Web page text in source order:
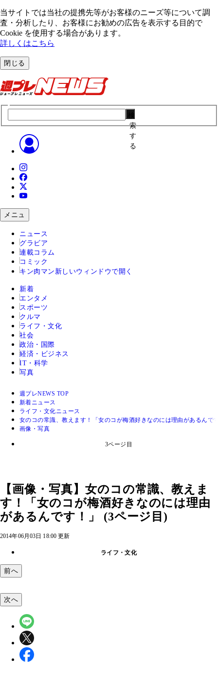
当サイトでは当社の提携先等がお客様のニーズ等について調
査・分析したり、お客様にお勧めの広告を表⽰する⽬的で
Cookie を使⽤する場合があります。
詳しくはこちら
閉じる
索
す
る
メニュ
ニュース
グラビア
連載コラム
コミック
キン肉マン 新しいウィンドウで開く
新着
エンタメ
スポーツ
クルマ
ライフ・文化
社会
政治・国際
経済・ビジネス
IT・科学
写真
週プレNEWS TOP
新着ニュース
ライフ・文化ニュース
女のコの常識、教えます！「女のコが梅酒好きなのには理由があるんで
画像・写真
3ページ目
【画像・写真】女のコの常識、教えま
す！「女のコが梅酒好きなのには理由
があるんです！」 (3ページ目)
2014年06月03日 18:00 更新
ライフ・文化
前へ
次へ